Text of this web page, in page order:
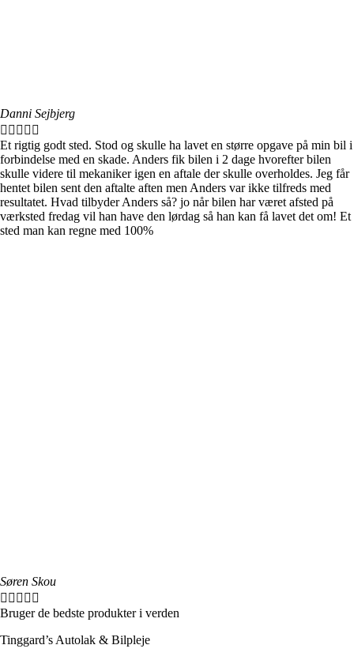
Danni Sejbjerg
    
Et rigtig godt sted. Stod og skulle ha lavet en større opgave på min bil i
forbindelse med en skade. Anders fik bilen i 2 dage hvorefter bilen
skulle videre til mekaniker igen en aftale der skulle overholdes. Jeg får
hentet bilen sent den aftalte aften men Anders var ikke tilfreds med
resultatet. Hvad tilbyder Anders så? jo når bilen har været afsted på
værksted fredag vil han have den lørdag så han kan få lavet det om! Et
sted man kan regne med 100%
Søren Skou
    
Bruger de bedste produkter i verden
Tinggard’s Autolak & Bilpleje